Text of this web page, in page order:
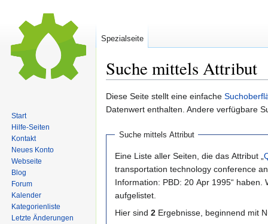
Suche mittels Attribut
Zur
Navigation
Zur
Suche
Diese Seite stellt eine einfache
Datenwert enthalten. Andere verfügbare
Suche mittels Attribut
Eine Liste aller Seiten, die das Attribut „
transportation technology conference
Information: PBD: 20 Apr 1995“
aufgelistet.
Hier sind 2 Ergebnisse, beginnend mit
Spezialseite
Start
Hilfe-Seiten
Kontakt
Neues Konto
Webseite
Blog
Forum
Kalender
Kategorienliste
Letzte Änderungen